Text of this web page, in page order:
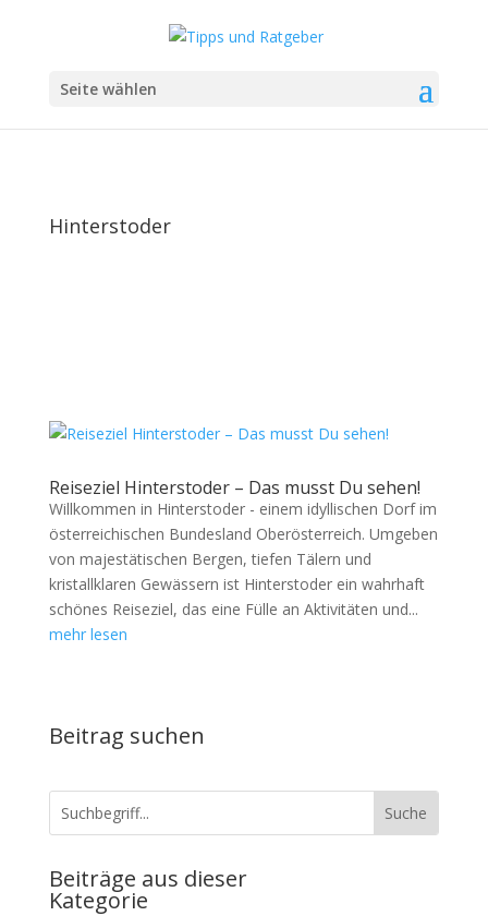
Seite wählen
Hinterstoder
Reiseziel Hinterstoder – Das musst Du sehen!
Willkommen in Hinterstoder - einem idyllischen Dorf im
österreichischen Bundesland Oberösterreich. Umgeben
von majestätischen Bergen, tiefen Tälern und
kristallklaren Gewässern ist Hinterstoder ein wahrhaft
schönes Reiseziel, das eine Fülle an Aktivitäten und...
mehr lesen
Beitrag suchen
Beiträge aus dieser
Kategorie